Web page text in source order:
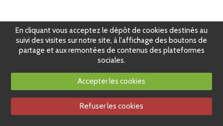
En cliquant vous acceptez le dépôt de cookies destinés au
suivi des visites sur notre site, à l'affichage des boutons de
partage et aux remontées de contenus des plateformes
sociales.
Accepter les cookies
Refuser les cookies